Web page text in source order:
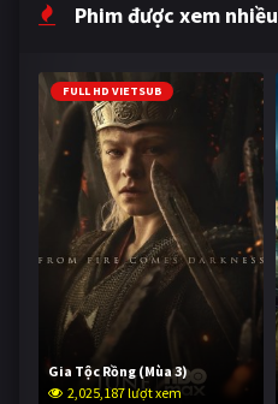
Phim được xem nhiều
FULL HD VIETSUB
Gia Tộc Rồng (Mùa 3)
2,025,187 lượt xem